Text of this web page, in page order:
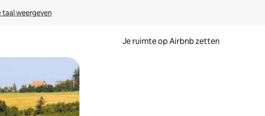
taal weergeven
Je ruimte op Airbnb zetten